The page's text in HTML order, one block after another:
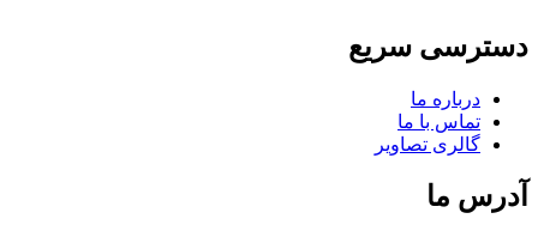
دسترسی سریع
درباره ما
تماس با ما
گالری تصاویر
آدرس ما